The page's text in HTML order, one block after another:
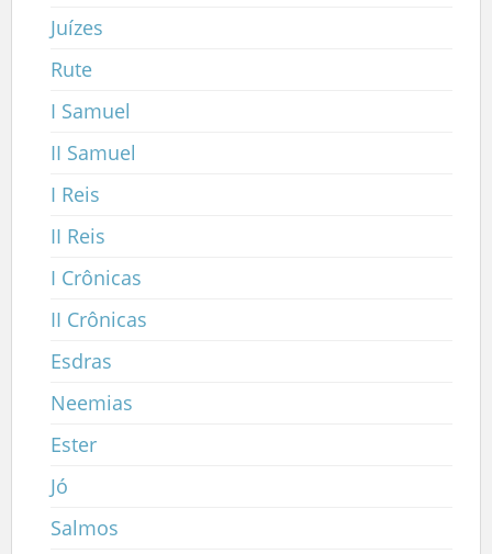
Juízes
Rute
I Samuel
II Samuel
I Reis
II Reis
I Crônicas
II Crônicas
Esdras
Neemias
Ester
Jó
Salmos